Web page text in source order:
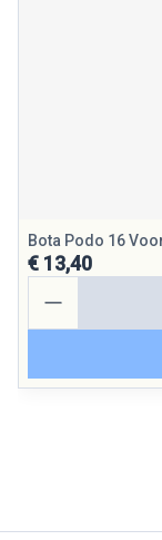
Bota Podo 16
€ 13,40